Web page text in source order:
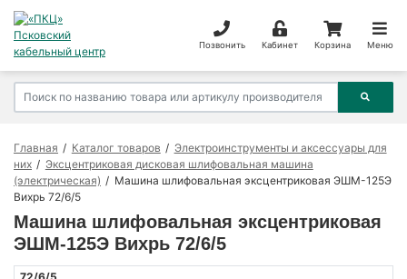
Позвонить Кабинет Корзина Меню
Главная Каталог товаров
Электроинструменты и аксессуары для
них
Эксцентриковая дисковая шлифовальная машина
(электрическая)
Машина шлифовальная эксцентриковая ЭШМ-125Э
Вихрь 72/6/5
Машина шлифовальная эксцентриковая
ЭШМ-125Э Вихрь 72/6/5